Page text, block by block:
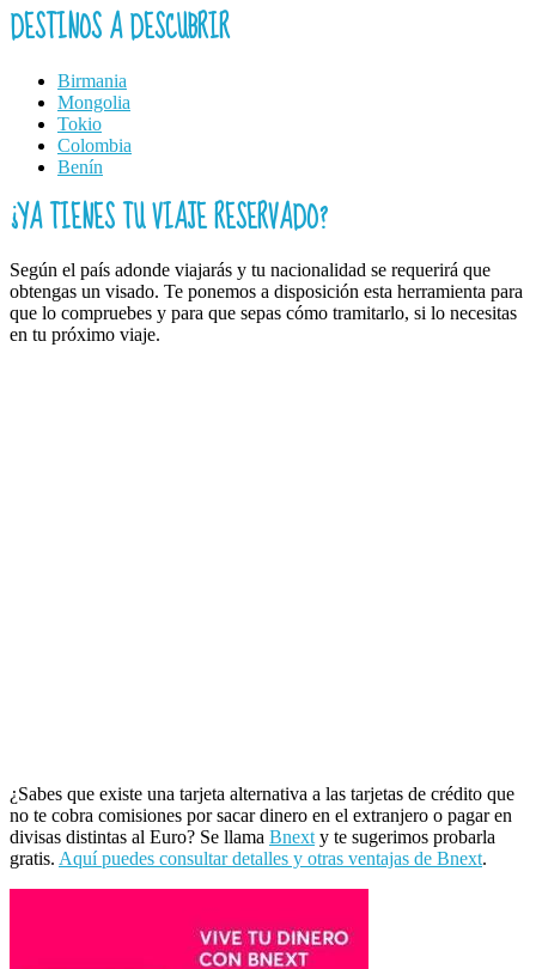
DESTINOS A DESCUBRIR
Birmania
Mongolia
Tokio
Colombia
Benín
¿YA TIENES TU VIAJE RESERVADO?
Según el país adonde viajarás y tu nacionalidad se requerirá que
obtengas un visado. Te ponemos a disposición esta herramienta para
que lo compruebes y para que sepas cómo tramitarlo, si lo necesitas
en tu próximo viaje.
¿Sabes que existe una tarjeta alternativa a las tarjetas de crédito que
no te cobra comisiones por sacar dinero en el extranjero o pagar en
divisas distintas al Euro? Se llama Bnext y te sugerimos probarla
gratis. Aquí puedes consultar detalles y otras ventajas de Bnext.